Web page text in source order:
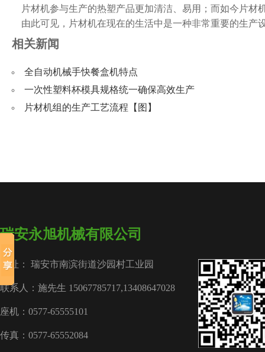
片材机参与生产的热塑产品更加清洁、易用；而如今片材
由此可见，片材机在现在的生活中是一种非常重要的生产
相关新闻
全自动机械手快餐盒机特点
一次性塑料杯模具规格统一确保高效生产
片材机组的生产工艺流程【图】
瑞安永旭机械有限公司
地址： 瑞安市南滨街道沙园村工业园
联系人：施先生 15067785717,13408647028
座机：0577-65555101
传真：0577-65552084